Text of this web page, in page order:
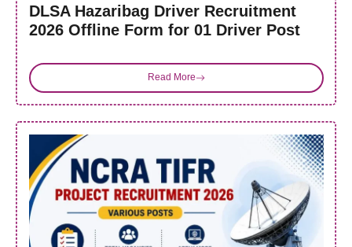
DLSA Hazaribag Driver Recruitment
2026 Offline Form for 01 Driver Post
Read More